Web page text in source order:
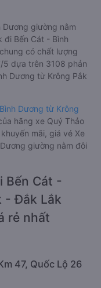
Dương giường nằm
Bến Cát - Bình
có chất lượng
5 dựa trên 3108 phản
Dương từ Krông Pắk
Dương từ Krông
hãng xe Quý Thảo
mãi, giá vé Xe
giường nằm đôi
Bến Cát -
- Đắk Lắk
rẻ nhất
47, Quốc Lộ 26